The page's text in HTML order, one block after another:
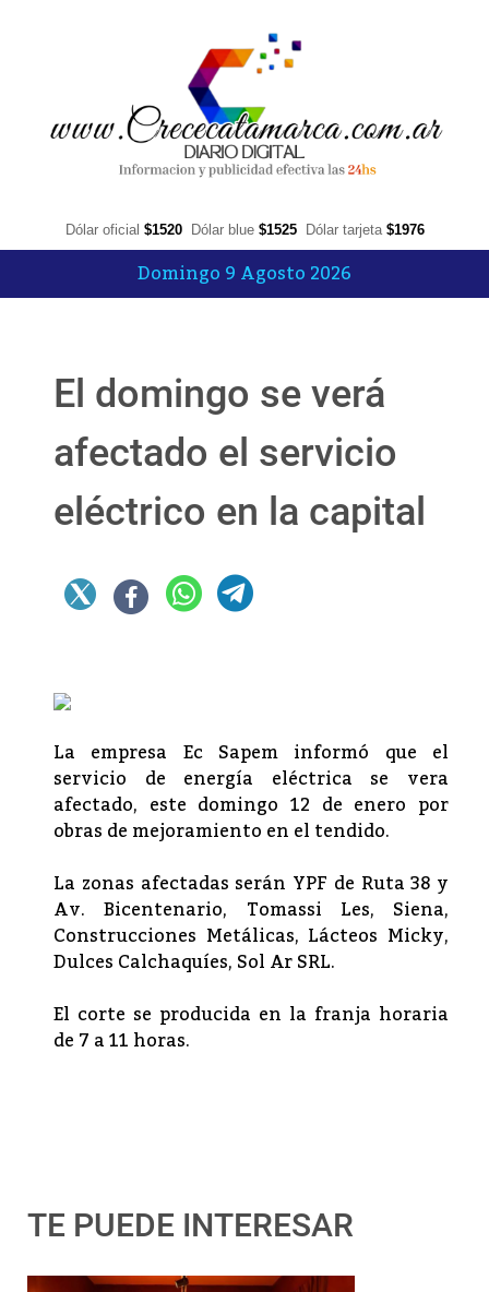
Dólar oficial $1520 Dólar blue $1525 Dólar tarjeta $1976
Domingo 9 Agosto 2026
El domingo se verá
afectado el servicio
eléctrico en la capital
La empresa Ec Sapem informó que el
servicio de energía eléctrica se vera
afectado, este domingo 12 de enero por
obras de mejoramiento en el tendido.
La zonas afectadas serán YPF de Ruta 38 y
Av. Bicentenario, Tomassi Les, Siena,
Construcciones Metálicas, Lácteos Micky,
Dulces Calchaquíes, Sol Ar SRL.
El corte se producida en la franja horaria
de 7 a 11 horas.
TE PUEDE INTERESAR